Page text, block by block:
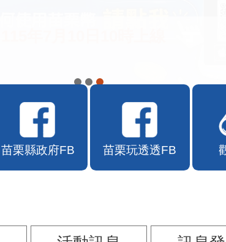
苗栗縣政府FB 苗栗玩透透FB